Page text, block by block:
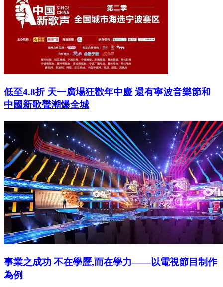
低至4.8折 天一廣場狂歡年中慶 還有寧波音樂節和
中國新歌聲潮爆全城
事業之成功 不在學歷,而在學力——以電視節目制作
為例